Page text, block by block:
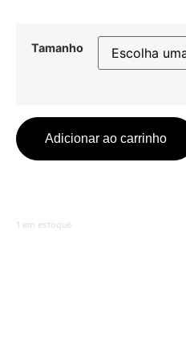
Tamanho
Adicionar ao carrinho
1 em estoque